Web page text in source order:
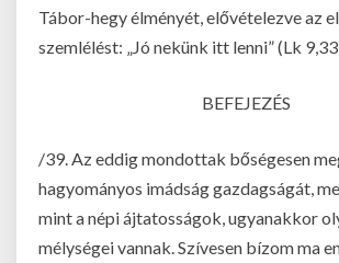
Tábor-hegy élményét, elővételezve az
szemlélést: „Jó nekünk itt lenni” (Lk
BEFEJEZÉS
/39. Az eddig mondottak bőségesen
hagyományos imádság gazdagságát,
mint a népi ájtatosságok, ugyanakkor
mélységei vannak. Szívesen bízom ma